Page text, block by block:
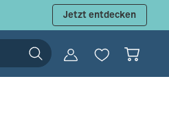
Jetzt entdecken